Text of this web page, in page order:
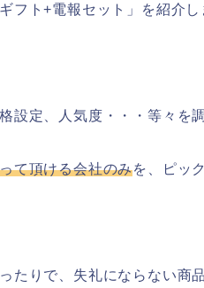
フト+電報セット」を紹介し
設定、人気度・・・等々を
て頂ける会社のみを、ピッ
たりで、失礼にならない商